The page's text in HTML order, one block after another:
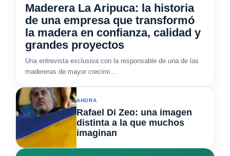
Maderera La Aripuca: la historia
de una empresa que transformó
la madera en confianza, calidad y
grandes proyectos
Una entrevista exclusiva con la responsable de una de las
madereras de mayor crecimi...
AHORA
Rafael Di Zeo: una imagen
distinta a la que muchos
imaginan